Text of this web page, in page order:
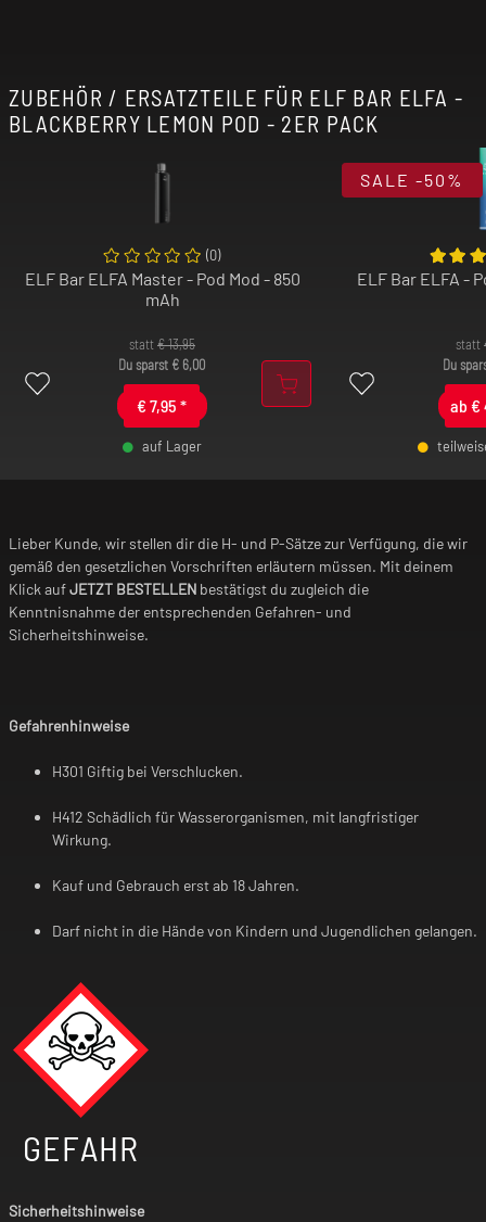
ZUBEHÖR / ERSATZTEILE FÜR ELF BAR ELFA -
BLACKBERRY LEMON POD - 2ER PACK
statt€13,95
Du sparst € 6,00
€ 7,95 *
auf Lager
(0)
ELF Bar ELFA Master - Pod Mod - 850
mAh
statt
Du
ab €
ELF Bar ELFA -
SALE -50%
Lieber Kunde, wir stellen dir die H- und P-Sätze zur Verfügung, die wir
gemäß den gesetzlichen Vorschriften erläutern müssen. Mit deinem
Klick aufJETZT BESTELLEN bestätigst du zugleich die
Kenntnisnahme der entsprechenden Gefahren- und
Sicherheitshinweise.
Gefahrenhinweise
H301 Giftig bei Verschlucken.
H412 Schädlich für Wasserorganismen, mit langfristiger
Wirkung.
Kauf und Gebrauch erst ab 18 Jahren.
Darf nicht in die Hände von Kindern und Jugendlichen gelangen.
GEFAHR
Sicherheitshinweise